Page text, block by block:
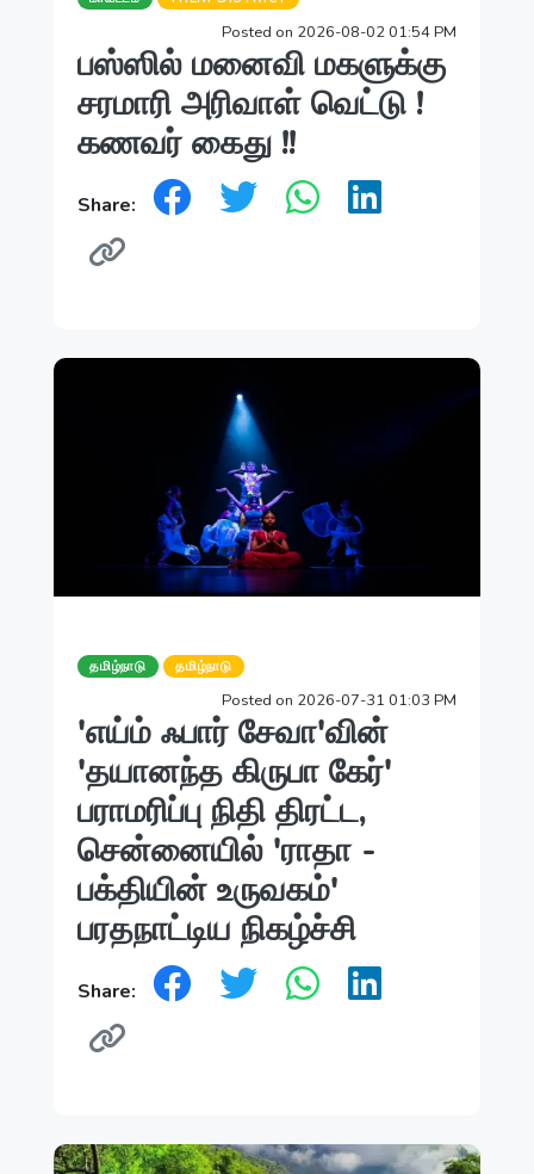
Posted on 2026-08-02 01:54 PM
பஸ்ஸில் மனைவி மகளுக்கு
சரமாரி அரிவாள் வெட்டு !
கணவர் கைது !!
Share:
தமிழ்நாடு தமிழ்நாடு
Posted on 2026-07-31 01:03 PM
'எய்ம் ஃபார் சேவா'வின்
'தயானந்த கிருபா கேர்'
பராமரிப்பு நிதி திரட்ட,
சென்னையில் 'ராதா -
பக்தியின் உருவகம்'
பரதநாட்டிய நிகழ்ச்சி
Share: